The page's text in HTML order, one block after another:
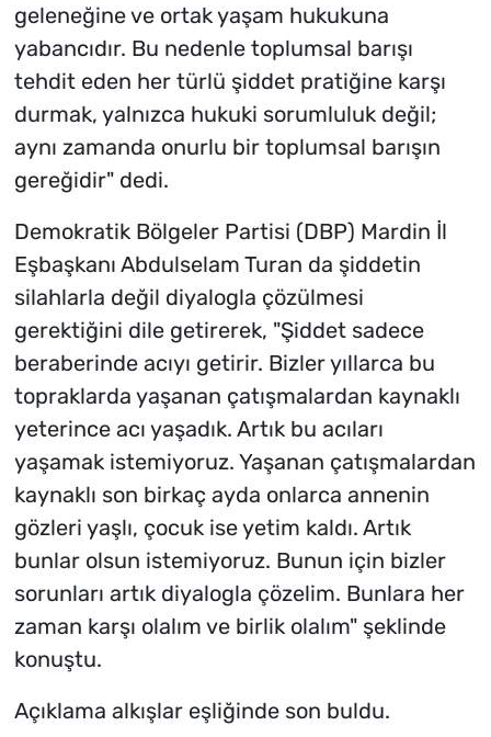
geleneğine ve ortak yaşam hukukuna
yabancıdır. Bu nedenle toplumsal barışı
tehdit eden her türlü şiddet pratiğine karşı
durmak, yalnızca hukuki sorumluluk değil;
aynı zamanda onurlu bir toplumsal barışın
gereğidir" dedi.
Demokratik Bölgeler Partisi (DBP) Mardin İl
Eşbaşkanı Abdulselam Turan da şiddetin
silahlarla değil diyalogla çözülmesi
gerektiğini dile getirerek, "Şiddet sadece
beraberinde acıyı getirir. Bizler yıllarca bu
topraklarda yaşanan çatışmalardan kaynaklı
yeterince acı yaşadık. Artık bu acıları
yaşamak istemiyoruz. Yaşanan çatışmalardan
kaynaklı son birkaç ayda onlarca annenin
gözleri yaşlı, çocuk ise yetim kaldı. Artık
bunlar olsun istemiyoruz. Bunun için bizler
sorunları artık diyalogla çözelim. Bunlara her
zaman karşı olalım ve birlik olalım" şeklinde
konuştu.
Açıklama alkışlar eşliğinde son buldu.